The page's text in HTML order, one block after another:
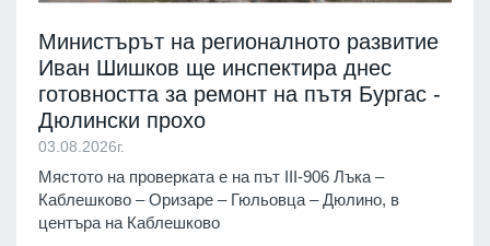
Министърът на регионалното развитие
Иван Шишков ще инспектира днес
готовността за ремонт на пътя Бургас -
Дюлински прохо
03.08.2026г.
Мястото на проверката е на път III-906 Лъка –
Каблешково – Оризаре – Гюльовца – Дюлино, в
центъра на Каблешково